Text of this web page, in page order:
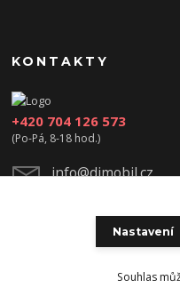
KONTAKTY
+420 704 126 573
(Po-Pá, 8-18 hod.)
info@djmobil.cz
Vytvořeno na
Nastavení
Souhlas